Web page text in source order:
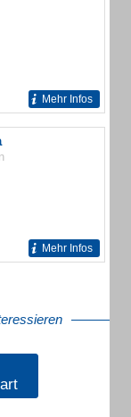
Mehr Infos
Mehr Infos